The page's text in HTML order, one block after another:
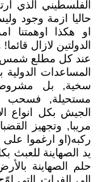
الفلسطيني الذي
حاليا ازمة وجود
او هكذا اوهمتنا
الدولتين لازال
عند كل مطلع
المساعدات
سخية, بل
مستحيلة, فسحب
الجيش بكل انواع
مريبا, وتجهيز
ركبه(او ارغموا
يد الصهاينة
حلم الصهاينة